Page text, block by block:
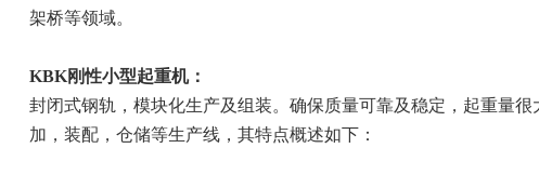
架桥等领域。
KBK刚性小型起重机：
封闭式钢轨，模块化生产及组装。确保质量可靠及稳定，起重量
加，装配，仓储等生产线，其特点概述如下：